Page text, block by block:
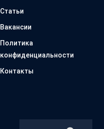
Статьи
Вакансии
Политика
конфиденциальности
Контакты